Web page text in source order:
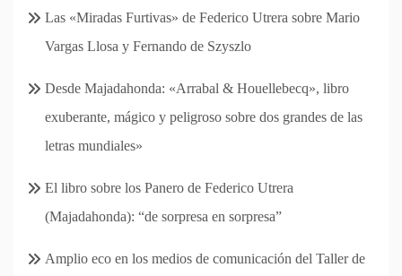
Las «Miradas Furtivas» de Federico Utrera sobre Mario
Vargas Llosa y Fernando de Szyszlo
Desde Majadahonda: «Arrabal & Houellebecq», libro
exuberante, mágico y peligroso sobre dos grandes de las
letras mundiales»
El libro sobre los Panero de Federico Utrera
(Majadahonda): “de sorpresa en sorpresa”
Amplio eco en los medios de comunicación del Taller de